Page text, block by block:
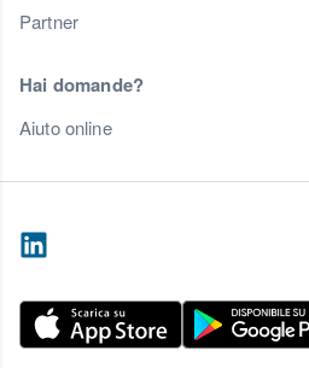
Partner
Hai domande?
Aiuto online